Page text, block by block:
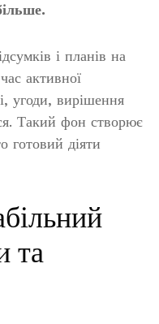
і планів на
активної
угоди, вирішення
Такий фон створює
готовий діяти
та